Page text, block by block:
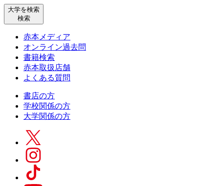
大学を検索
検索
赤本メディア
オンライン過去問
書籍検索
赤本取扱店舗
よくある質問
書店の方
学校関係の方
大学関係の方